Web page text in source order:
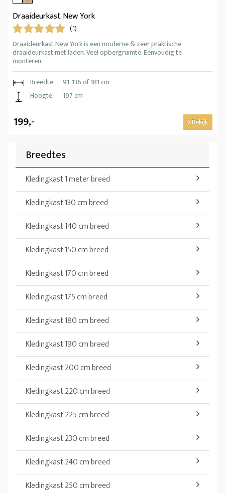
Draaideurkast New York
(1)
Draaideurkast New York is een moderne & zeer praktische
draaideurkast met laden. Veel opbergruimte. Eenvoudig te
monteren.
Breedte:
91, 136 of 181 cm
Hoogte:
197 cm
199,- Bekijk
Breedtes
Kledingkast 1 meter breed
Kledingkast 130 cm breed
Kledingkast 140 cm breed
Kledingkast 150 cm breed
Kledingkast 170 cm breed
Kledingkast 175 cm breed
Kledingkast 180 cm breed
Kledingkast 190 cm breed
Kledingkast 200 cm breed
Kledingkast 220 cm breed
Kledingkast 225 cm breed
Kledingkast 230 cm breed
Kledingkast 240 cm breed
Kledingkast 250 cm breed